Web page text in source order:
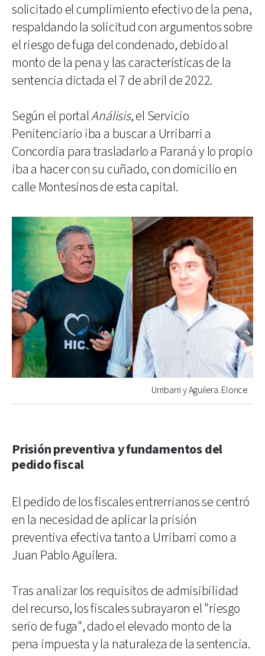
solicitado el cumplimiento efectivo de la pena,
respaldando la solicitud con argumentos sobre
el riesgo de fuga del condenado, debido al
monto de la pena y las características de la
sentencia dictada el 7 de abril de 2022.
Según el portalAnálisis, el Servicio
Penitenciario iba a buscar a Urribarri a
Concordia para trasladarlo a Paraná y lo propio
iba a hacer con su cuñado, con domicilio en
calle Montesinos de esta capital.
Urribarri y Aguilera. Elonce
Prisión preventiva y fundamentos del
pedido fiscal
El pedido de los fiscales entrerrianos se centró
en la necesidad de aplicar la prisión
preventiva efectiva tanto a Urribarri como a
Juan Pablo Aguilera.
Tras analizar los requisitos de admisibilidad
del recurso, los fiscales subrayaron el "riesgo
serio de fuga", dado el elevado monto de la
pena impuesta y la naturaleza de la sentencia.